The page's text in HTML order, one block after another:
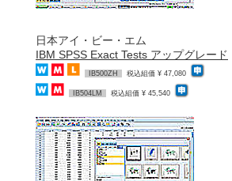
日本アイ・ビー・エム
IBM SPSS Exact Tests アップグレード
IB500ZH 税込組価 ¥ 47,080
IB504LM 税込組価 ¥ 45,540